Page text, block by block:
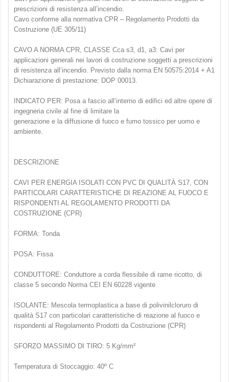
prescrizioni di resistenza all’incendio.
Cavo conforme alla normativa CPR – Regolamento Prodotti da
Costruzione (UE 305/11)
CAVO A NORMA CPR, CLASSE Cca s3, d1, a3: Cavi per
applicazioni generali nei lavori di costruzione soggetti a prescrizioni
di resistenza all’incendio. Previsto dalla norma EN 50575:2014 + A1
Dichiarazione di prestazione: DOP 00013.
INDICATO PER: Posa a fascio all’interno di edifici ed altre opere di
ingegneria civile al fine di limitare la
generazione e la diffusione di fuoco e fumo tossico per uomo e
ambiente.
DESCRIZIONE
CAVI PER ENERGIA ISOLATI CON PVC DI QUALITÀ S17, CON
PARTICOLARI CARATTERISTICHE DI REAZIONE AL FUOCO E
RISPONDENTI AL REGOLAMENTO PRODOTTI DA
COSTRUZIONE (CPR)
FORMA: Tonda
POSA: Fissa
CONDUTTORE: Conduttore a corda flessibile di rame ricotto, di
classe 5 secondo Norma CEI EN 60228 vigente
ISOLANTE: Mescola termoplastica a base di polivinilcloruro di
qualità S17 con particolari caratteristiche di reazione al fuoco e
rispondenti al Regolamento Prodotti da Costruzione (CPR)
SFORZO MASSIMO DI TIRO: 5 Kg/mm²
Temperatura di Stoccaggio: 40º C